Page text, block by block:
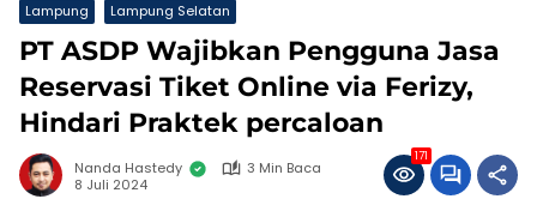
Lampung Lampung Selatan
PT ASDP Wajibkan Pengguna Jasa
Reservasi Tiket Online via Ferizy,
Hindari Praktek percaloan
Nanda Hastedy
3 Min Baca
8 Juli 2024
171